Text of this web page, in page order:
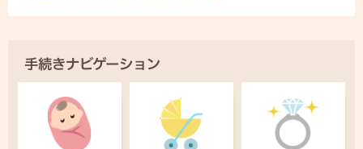
手続きナビゲーション